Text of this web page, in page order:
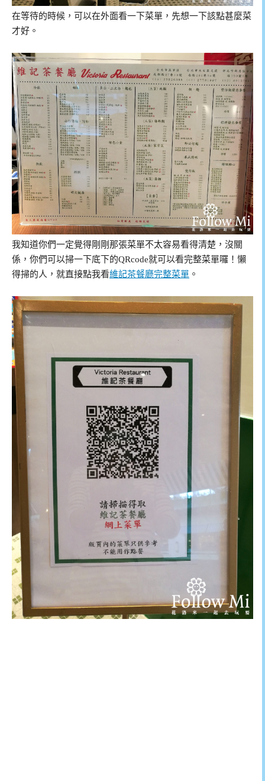
在等待的時候，可以在外面看一下菜單，先想一下該點甚麼菜
才好。
我知道你們一定覺得剛剛那張菜單不太容易看得清楚，沒關
係，你們可以掃一下底下的QRcode就可以看完整菜單囉！懶
得掃的人，就直接點我看維記茶餐廳完整菜單 。